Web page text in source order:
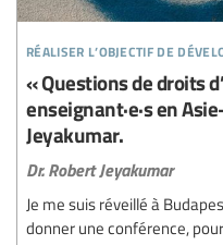
réaliser l’objectif de
« Questions de droits
enseignant·e·s en
Jeyakumar.
Dr. Robert Jeyakumar
Je me suis réveillé à
donner une conférence,